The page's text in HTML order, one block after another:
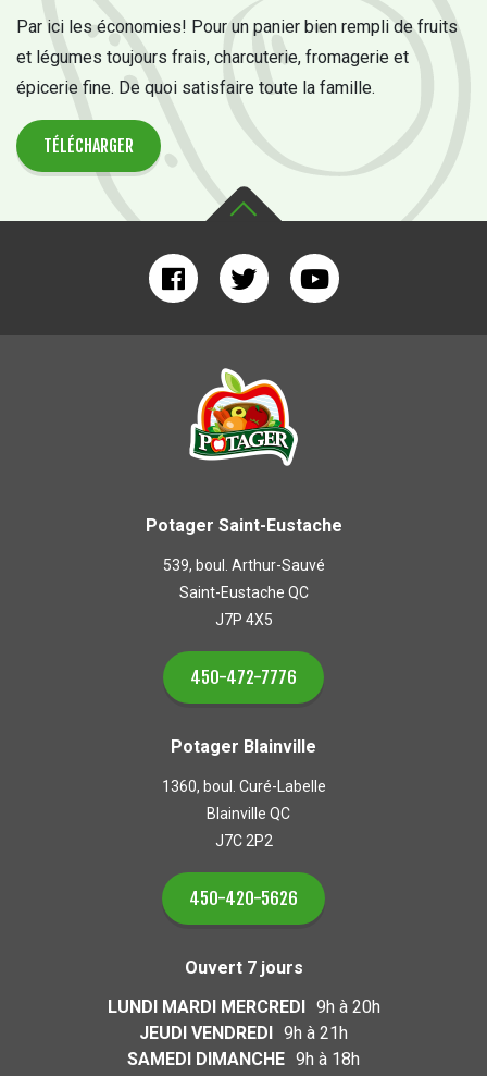
Par ici les économies! Pour un panier bien rempli de fruits
et légumes toujours frais, charcuterie, fromagerie et
épicerie fine. De quoi satisfaire toute la famille.
TÉLÉCHARGER
Potager Saint-Eustache
539, boul. Arthur-Sauvé
Saint-Eustache QC
J7P 4X5
450-472-7776
Potager Blainville
1360, boul. Curé-Labelle
Blainville QC
J7C 2P2
450-420-5626
Ouvert 7 jours
LUNDI MARDI MERCREDI 9h à 20h
JEUDI VENDREDI 9h à 21h
SAMEDI DIMANCHE 9h à 18h